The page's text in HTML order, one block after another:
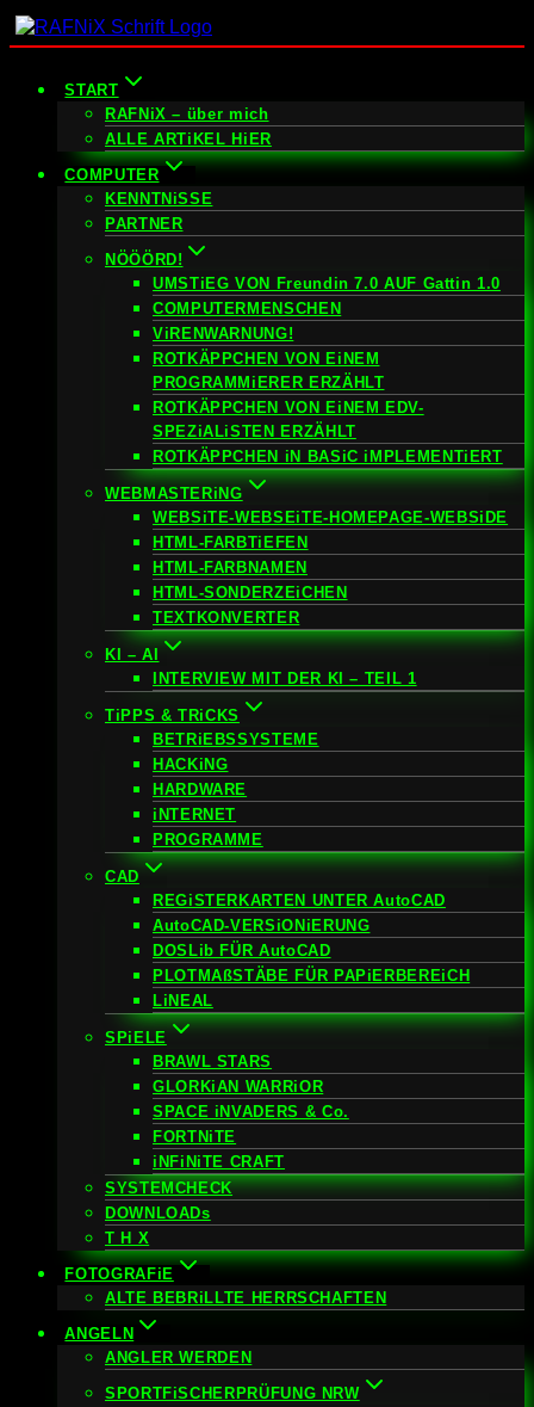
Zum
Inhalt
START
RAFNiX – über mich
ALLE ARTiKEL HiER
COMPUTER
KENNTNiSSE
PARTNER
NÖÖÖRD!
UMSTiEG VON Freundin 7.0 AUF Gattin 1.0
COMPUTERMENSCHEN
ViRENWARNUNG!
ROTKÄPPCHEN VON EiNEM
PROGRAMMiERER ERZÄHLT
ROTKÄPPCHEN VON EiNEM EDV-
SPEZiALiSTEN ERZÄHLT
ROTKÄPPCHEN iN BASiC iMPLEMENTiERT
WEBMASTERiNG
WEBSiTE-WEBSEiTE-HOMEPAGE-WEBSiDE
HTML-FARBTiEFEN
HTML-FARBNAMEN
HTML-SONDERZEiCHEN
TEXTKONVERTER
KI – AI
INTERVIEW MIT DER KI – TEIL 1
TiPPS & TRiCKS
BETRiEBSSYSTEME
HACKiNG
HARDWARE
iNTERNET
PROGRAMME
CAD
REGiSTERKARTEN UNTER AutoCAD
AutoCAD-VERSiONiERUNG
DOSLib FÜR AutoCAD
PLOTMAßSTÄBE FÜR PAPiERBEREiCH
LiNEAL
SPiELE
BRAWL STARS
GLORKiAN WARRiOR
SPACE iNVADERS & Co.
FORTNiTE
iNFiNiTE CRAFT
SYSTEMCHECK
DOWNLOADs
T H X
FOTOGRAFiE
ALTE BEBRiLLTE HERRSCHAFTEN
ANGELN
ANGLER WERDEN
SPORTFiSCHERPRÜFUNG NRW